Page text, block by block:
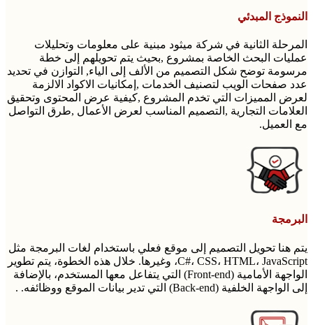
النموذج المبدئي
المرحلة الثانية في شركة ميثود مبنية على معلومات وتحليلات
عمليات البحث الخاصة بمشروع ,بحيث يتم تحويلهم إلى خطة
مرسومة توضح شكل التصميم من الألف إلى الياء, التوازن في تحديد
عدد صفحات الويب لتصنيف الخدمات ,إمكانيات الاكواد الالزمة
لعرض المميزات التي تخدم المشروع ,كيفية عرض المحتوى وتحقيق
العلامات التجارية ,التصميم المناسب لعرض الأعمال ,طرق التواصل
مع العميل.
البرمجة
يتم هنا تحويل التصميم إلى موقع فعلي باستخدام لغات البرمجة مثل
C#، CSS، HTML، JavaScript، وغيرها. خلال هذه الخطوة، يتم تطوير
الواجهة الأمامية (Front-end) التي يتفاعل معها المستخدم، بالإضافة
إلى الواجهة الخلفية (Back-end) التي تدير بيانات الموقع ووظائفه. .